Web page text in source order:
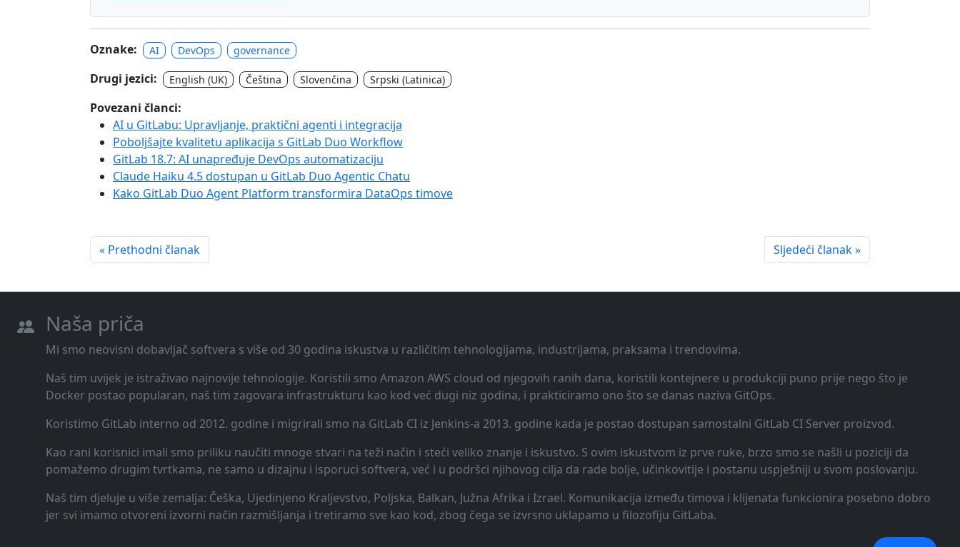
Oznake: AI DevOps governance
Drugi jezici: English (UK) Čeština Slovenčina Srpski (Latinica)
Povezani članci:
AI u GitLabu: Upravljanje, praktični agenti i integracija
Poboljšajte kvalitetu aplikacija s GitLab Duo Workflow
GitLab 18.7: AI unapređuje DevOps automatizaciju
Claude Haiku 4.5 dostupan u GitLab Duo Agentic Chatu
Kako GitLab Duo Agent Platform transformira DataOps timove
« Prethodni članak Sljedeći članak »
Naša priča
Mi smo neovisni dobavljač softvera s više od 30 godina iskustva u različitim tehnologijama, industrijama, praksama i trendovima.
Naš tim uvijek je istraživao najnovije tehnologije. Koristili smo Amazon AWS cloud od njegovih ranih dana, koristili kontejnere u produkciji puno prije nego što je
Docker postao popularan, naš tim zagovara infrastrukturu kao kod već dugi niz godina, i prakticiramo ono što se danas naziva GitOps.
Koristimo GitLab interno od 2012. godine i migrirali smo na GitLab CI iz Jenkins-a 2013. godine kada je postao dostupan samostalni GitLab CI Server proizvod.
Kao rani korisnici imali smo priliku naučiti mnoge stvari na teži način i steći veliko znanje i iskustvo. S ovim iskustvom iz prve ruke, brzo smo se našli u poziciji da
pomažemo drugim tvrtkama, ne samo u dizajnu i isporuci softvera, već i u podršci njihovog cilja da rade bolje, učinkovitije i postanu uspješniji u svom poslovanju.
Naš tim djeluje u više zemalja: Češka, Ujedinjeno Kraljevstvo, Poljska, Balkan, Južna Afrika i Izrael. Komunikacija između timova i klijenata funkcionira posebno dobro
jer svi imamo otvoreni izvorni način razmišljanja i tretiramo sve kao kod, zbog čega se izvrsno uklapamo u filozofiju GitLaba.